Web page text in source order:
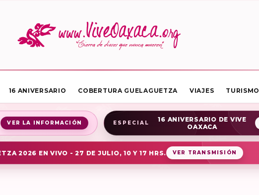
16 ANIVERSARIO COBERTURA GUELAGUETZA VIAJES TURISMO
VER LA INFORMACIÓN ESPECIAL
16 ANIVERSARIO DE VIVE
OAXACA
2026 EN VIVO - 27 DE JULIO, 10 Y 17 HRS. VER TRANSMISIÓN